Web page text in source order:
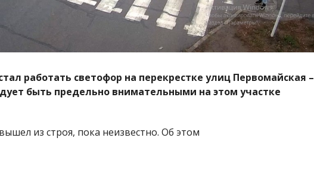
работать светофор на перекрестке улиц Первомайская –
быть предельно внимательными на этом участке
из строя, пока неизвестно. Об этом